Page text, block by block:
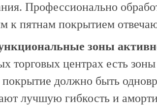
Профессионально
к пятнам покрытием
зоны
торговых центрах есть
покрытие должно быть
лучшую гибкость и